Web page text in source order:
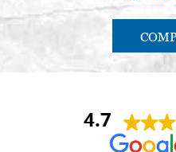
4.7
Anna Maria Negri